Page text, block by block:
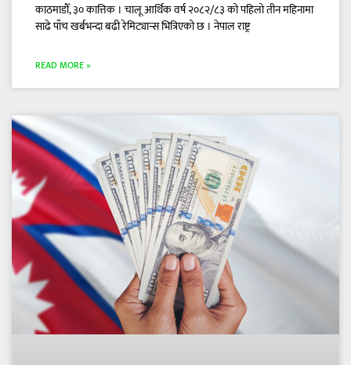
काठमाडौँ, ३० कात्तिक । चालू आर्थिक वर्ष २०८२/८३ को पहिलो तीन महिनामा
साढे पाँच खर्बभन्दा बढी रेमिट्यान्स भित्रिएको छ । नेपाल राष्ट्र
READ MORE »